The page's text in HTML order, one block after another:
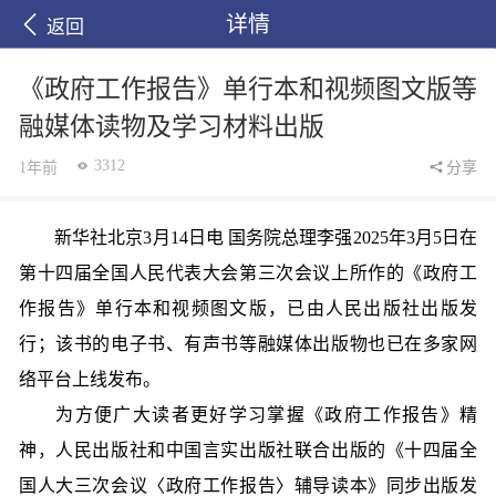
返回 详情
《政府工作报告》单行本和视频图文版等
融媒体读物及学习材料出版
1年前 3312 分享
新华社北京3月14日电 国务院总理李强2025年3月5日在
第十四届全国人民代表大会第三次会议上所作的《政府工
作报告》单行本和视频图文版，已由人民出版社出版发
行；该书的电子书、有声书等融媒体出版物也已在多家网
络平台上线发布。
为方便广大读者更好学习掌握《政府工作报告》精
神，人民出版社和中国言实出版社联合出版的《十四届全
国人大三次会议〈政府工作报告〉辅导读本》同步出版发